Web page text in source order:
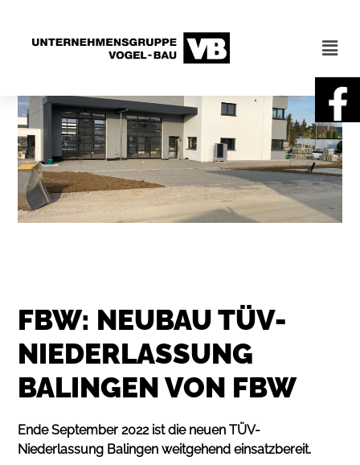
FBW: NEUBAU TÜV-
NIEDERLASSUNG
BALINGEN VON FBW
Ende September 2022 ist die neuen TÜV-
Niederlassung Balingen weitgehend einsatzbereit.